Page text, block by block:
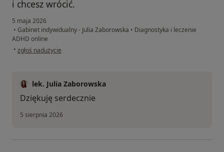
i chcesz wrócić.
5 maja 2026
• Gabinet indywidualny - Julia Zaborowska • Diagnostyka i leczenie
ADHD online
• w opinii użytkownika Marta
zgłoś nadużycie
lek. Julia Zaborowska
Dziękuję serdecznie
5 sierpnia 2026